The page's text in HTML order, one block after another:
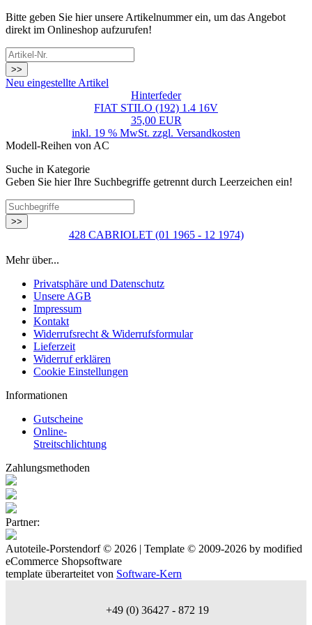
Bitte geben Sie hier unsere Artikelnummer ein, um das Angebot
direkt im Onlineshop aufzurufen!
>>
Neu eingestellte Artikel
Hinterfeder
FIAT STILO (192) 1.4 16V
35,00 EUR
inkl. 19 % MwSt. zzgl. Versandkosten
Modell-Reihen von AC
Suche in Kategorie
Geben Sie hier Ihre Suchbegriffe getrennt durch Leerzeichen ein!
>>
428 CABRIOLET (01 1965 - 12 1974)
Mehr über...
Privatsphäre und Datenschutz
Unsere AGB
Impressum
Kontakt
Widerrufsrecht & Widerrufsformular
Lieferzeit
Widerruf erklären
Cookie Einstellungen
Informationen
Gutscheine
Online-
Streitschlichtung
Zahlungsmethoden
Partner:
Autoteile-Porstendorf © 2026 | Template © 2009-2026 by modified
eCommerce Shopsoftware
template überarteitet von Software-Kern
+49 (0) 36427 - 872 19